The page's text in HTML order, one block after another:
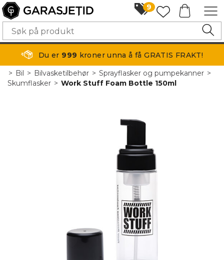
9
Du er 999 kroner unna å få GRATIS FRAKT!
> Bil> Bilvasketilbehør>Sprayflasker og pumpekanner>
Skumflasker>Work Stuff Foam Bottle 150ml